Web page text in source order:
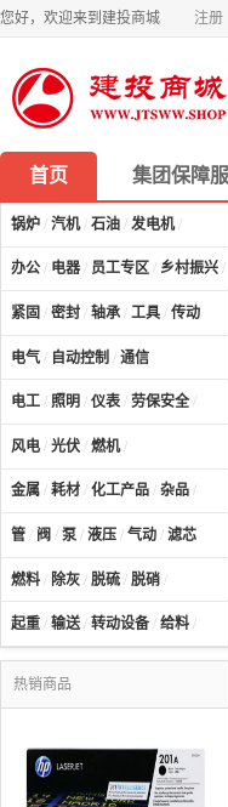
您好，欢迎来到建投商城 注册
首页 集团保障
锅炉 / 汽机/ 石油 / 发电机/
办公 / 电器 / 员工专区 / 乡村振兴 /
紧固 / 密封 / 轴承 / 工具 / 传动
电气 / 自动控制 / 通信
电工 / 照明 / 仪表 / 劳保安全 /
风电 / 光伏 / 燃机/
金属 / 耗材 / 化工产品 / 杂品 /
管 / 阀 / 泵 / 液压 / 气动 / 滤芯
燃料 / 除灰 / 脱硫 / 脱硝 /
起重 / 输送/ 转动设备 / 给料 /
热销商品